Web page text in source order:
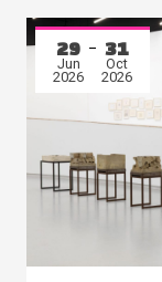
29
Jun
2026
31
Oct
2026